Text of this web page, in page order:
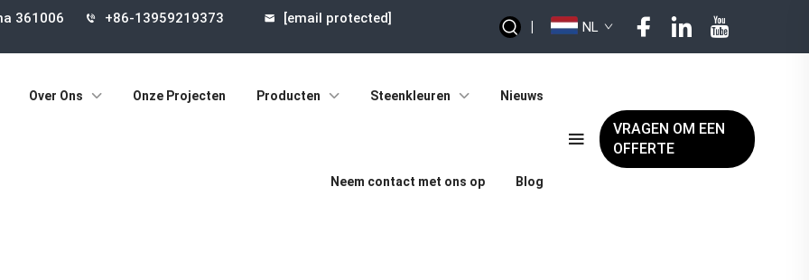
361006 +86-13959219373 [email protected] | NL
Over Ons Onze Projecten Producten Steenkleuren Nieuws
Neem contact met ons op Blog
VRAGEN OM EEN
OFFERTE